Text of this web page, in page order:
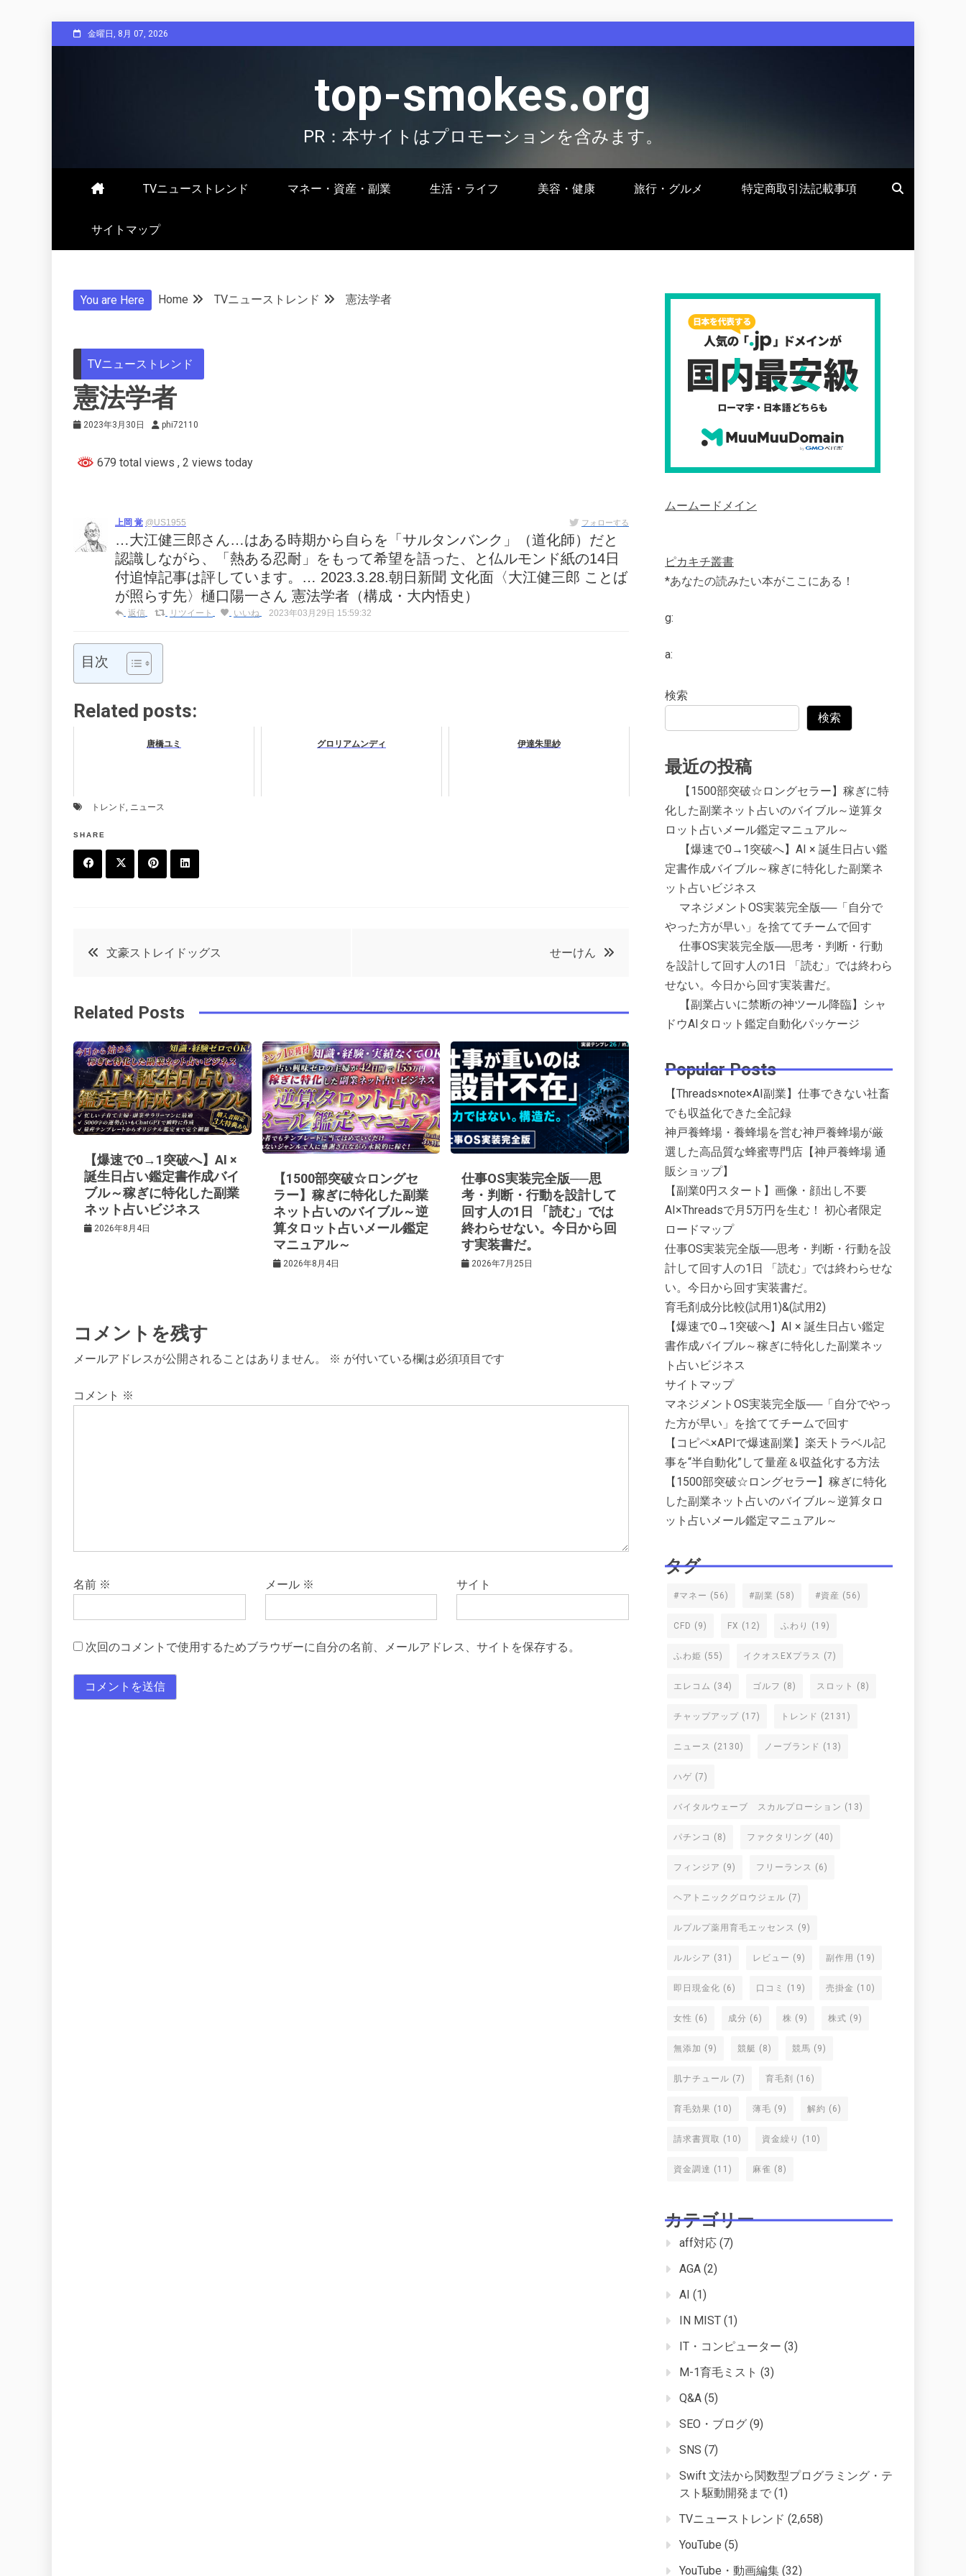
to
金曜日, 8月 07, 2026
top-smokes.org
PR：本サイトはプロモーションを含みます。
TVニューストレンド マネー・資産・副業 生活・ライフ 美容・健康 旅行・グルメ 特定商取引法記載事項
サイトマップ
You are Here Home TVニューストレンド 憲法学者
TVニューストレンド
憲法学者
2023年3月30日 phi72110
679 total views , 2 views today
上岡 覚 @US1955 フォローする
…大江健三郎さん…はある時期から自らを「サルタンバンク」（道化師）だと
認識しながら、「熱ある忍耐」をもって希望を語った、と仏ルモンド紙の14日
付追悼記事は評しています。… 2023.3.28.朝日新聞 文化面〈大江健三郎 ことば
が照らす先〉樋口陽一さん 憲法学者（構成・大内悟史）
返信 リツイート いいね 2023年03月29日 15:59:32
目次
Related posts:
唐橋ユミ グロリアムンディ 伊達朱里紗
トレンド, ニュース
SHARE
o
k
t
r
e
e
t
in
投
ナ
ビ
ゲ
ー
シ
ョ
文豪ストレイドッグス せーけん
Related Posts
【爆速で0→1突破へ】AI ×
誕生日占い鑑定書作成バイ
ブル～稼ぎに特化した副業
ネット占いビジネス
2026年8月4日
【1500部突破☆ロングセ
ラー】稼ぎに特化した副業
ネット占いのバイブル～逆
算タロット占いメール鑑定
マニュアル～
2026年8月4日
仕事OS実装完全版──思
考・判断・行動を設計して
回す人の1日 「読む」では
終わらせない。今日から回
す実装書だ。
2026年7月25日
コメントを残す
メールアドレスが公開されることはありません。 ※ が付いている欄は必須項目です
コメント ※
名前 ※ メール ※ サイト
次回のコメントで使用するためブラウザーに自分の名前、メールアドレス、サイトを保存する。
ムームードメイン
ピカキチ叢書
*あなたの読みたい本がここにある！
g:
a:
検索
検索
最近の投稿
【1500部突破☆ロングセラー】稼ぎに特
化した副業ネット占いのバイブル～逆算タ
ロット占いメール鑑定マニュアル～
【爆速で0→1突破へ】AI × 誕生日占い鑑
定書作成バイブル～稼ぎに特化した副業ネ
ット占いビジネス
マネジメントOS実装完全版──「自分で
やった方が早い」を捨ててチームで回す
仕事OS実装完全版──思考・判断・行動
を設計して回す人の1日 「読む」では終わら
せない。今日から回す実装書だ。
【副業占いに禁断の神ツール降臨】シャ
ドウAIタロット鑑定自動化パッケージ
Popular Posts
【Threads×note×AI副業】仕事できない社畜
でも収益化できた全記録
神戸養蜂場・養蜂場を営む神戸養蜂場が厳
選した高品質な蜂蜜専門店【神戸養蜂場 通
販ショップ】
【副業0円スタート】画像・顔出し不要
AI×Threadsで月5万円を生む！ 初心者限定
ロードマップ
仕事OS実装完全版──思考・判断・行動を設
計して回す人の1日 「読む」では終わらせな
い。今日から回す実装書だ。
育毛剤成分比較(試用1)&(試用2)
【爆速で0→1突破へ】AI × 誕生日占い鑑定
書作成バイブル～稼ぎに特化した副業ネッ
ト占いビジネス
サイトマップ
マネジメントOS実装完全版──「自分でやっ
た方が早い」を捨ててチームで回す
【コピペ×APIで爆速副業】楽天トラベル記
事を“半自動化”して量産＆収益化する方法
【1500部突破☆ロングセラー】稼ぎに特化
した副業ネット占いのバイブル～逆算タロ
ット占いメール鑑定マニュアル～
タグ
#マネー (56) #副業 (58) #資産 (56)
CFD (9) FX (12) ふわり (19)
ふわ姫 (55) イクオスEXプラス (7)
エレコム (34) ゴルフ (8) スロット (8)
チャップアップ (17) トレンド (2131)
ニュース (2130) ノーブランド (13)
ハゲ (7)
バイタルウェーブ スカルプローション (13)
パチンコ (8) ファクタリング (40)
フィンジア (9) フリーランス (6)
ヘアトニックグロウジェル (7)
ルプルプ薬用育毛エッセンス (9)
ルルシア (31) レビュー (9) 副作用 (19)
即日現金化 (6) 口コミ (19) 売掛金 (10)
女性 (6) 成分 (6) 株 (9) 株式 (9)
無添加 (9) 競艇 (8) 競馬 (9)
肌ナチュール (7) 育毛剤 (16)
育毛効果 (10) 薄毛 (9) 解約 (6)
請求書買取 (10) 資金繰り (10)
資金調達 (11) 麻雀 (8)
カテゴリー
aff対応 (7)
AGA (2)
AI (1)
IN MIST (1)
IT・コンピューター (3)
M-1育毛ミスト (3)
Q&A (5)
SEO・ブログ (9)
SNS (7)
Swift 文法から関数型プログラミング・テ
スト駆動開発まで (1)
TVニューストレンド (2,658)
YouTube (5)
YouTube・動画編集 (32)